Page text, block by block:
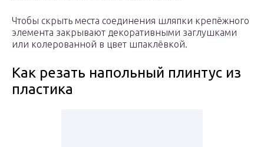
Чтобы скрыть места соединения шляпки крепёжного
элемента закрывают декоративными заглушками
или колерованной в цвет шпаклёвкой.
Как резать напольный плинтус из
пластика